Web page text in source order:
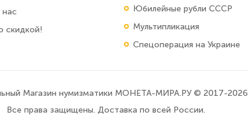
скидкой!
Юбилейные рубли СССР
Мультипликация
Спецоперация на Украине
Магазин нумизматики МОНЕТА-МИРА.РУ © 2017-2026
Все права защищены. Доставка по всей России.